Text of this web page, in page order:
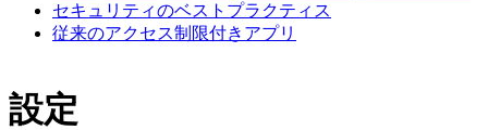
セキュリティのベストプラクティス
従来のアクセス制限付きアプリ
設定